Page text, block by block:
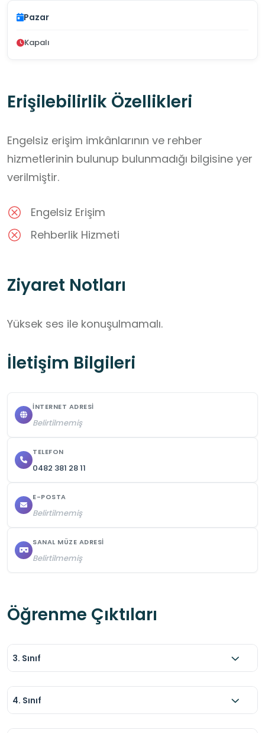
Pazar
Kapalı
Erişilebilirlik Özellikleri
Engelsiz erişim imkânlarının ve rehber
hizmetlerinin bulunup bulunmadığı bilgisine yer
verilmiştir.
Engelsiz Erişim
Rehberlik Hizmeti
Ziyaret Notları
Yüksek ses ile konuşulmamalı.
İletişim Bilgileri
İNTERNET ADRESI
Belirtilmemiş
TELEFON
0482 381 28 11
E-POSTA
Belirtilmemiş
SANAL MÜZE ADRESI
Belirtilmemiş
Öğrenme Çıktıları
3. Sınıf
4. Sınıf